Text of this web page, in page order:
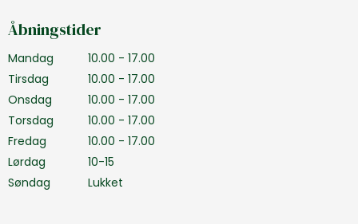
Åbningstider
Mandag
10.00 - 17.00
Tirsdag
10.00 - 17.00
Onsdag
10.00 - 17.00
Torsdag
10.00 - 17.00
Fredag
10.00 - 17.00
Lørdag
10-15
Søndag
Lukket